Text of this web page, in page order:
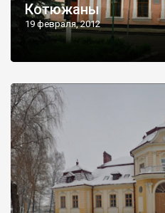
Котюжаны
19 февраля, 2012